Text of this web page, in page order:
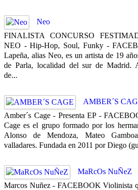
Neo
FINALISTA CONCURSO
NEO - Hip-Hop, Soul, Funky -
Lapeña, alias Neo, es un artista de 19
de Parla, localidad del sur de Madrid.
de...
AMBER´S
Amber´s Cage - Presenta EP -
Cage es el grupo formado por los
Alonso de Mendoza, Mateo
valladares. Fundada en 2011 por Diego
MaRcOs NuÑeZ
Marcos Nuñez - FACEBOOK Violinista